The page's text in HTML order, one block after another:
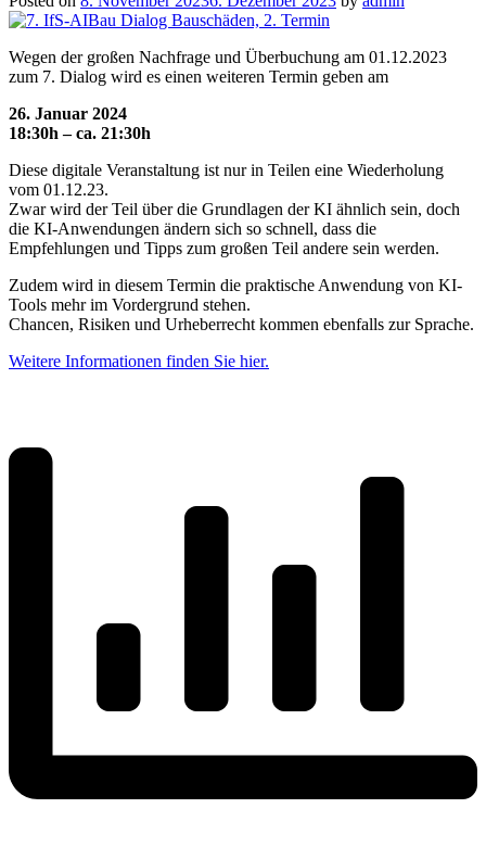
Wegen der großen Nachfrage und Überbuchung am 01.12.2023
zum 7. Dialog wird es einen weiteren Termin geben am
26. Januar 2024
18:30h – ca. 21:30h
Diese digitale Veranstaltung ist nur in Teilen eine Wiederholung
vom 01.12.23.
Zwar wird der Teil über die Grundlagen der KI ähnlich sein, doch
die KI-Anwendungen ändern sich so schnell, dass die
Empfehlungen und Tipps zum großen Teil andere sein werden.
Zudem wird in diesem Termin die praktische Anwendung von KI-
Tools mehr im Vordergrund stehen.
Chancen, Risiken und Urheberrecht kommen ebenfalls zur Sprache.
Weitere Informationen finden Sie hier.